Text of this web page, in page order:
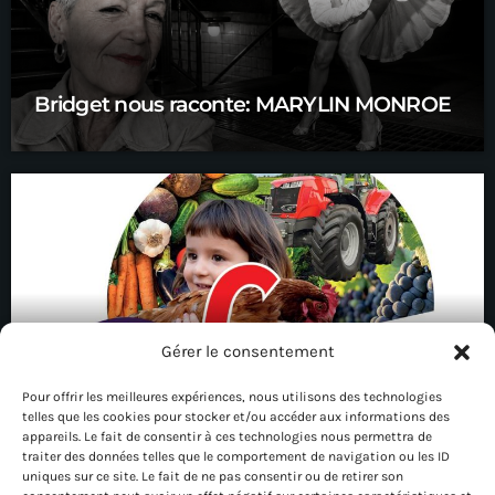
Gérer le consentement
Pour offrir les meilleures expériences, nous utilisons des technologies
telles que les cookies pour stocker et/ou accéder aux informations des
appareils. Le fait de consentir à ces technologies nous permettra de
traiter des données telles que le comportement de navigation ou les ID
uniques sur ce site. Le fait de ne pas consentir ou de retirer son
Bridget nous raconte: MARYLIN MONROE
Edition 80 : la foire de Châlons